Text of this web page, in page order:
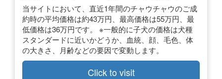
当サイトにおいて、直近1年間のチャウチャウのご成
約時の平均価格は約43万円、最高価格は55万円、最
低価格は36万円です。 ※一般的に子犬の価格は犬種
スタンダードに近いかどうか、血統、顔、毛色、体
の大きさ、月齢などの要因で変動します。
Click to visit